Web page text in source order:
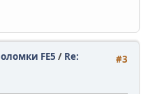
#3
FE5 / Re: